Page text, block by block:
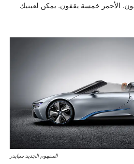
الأحمر خمسة يقفون. يمكن لعينيك
المفهوم الجديد سبايدر